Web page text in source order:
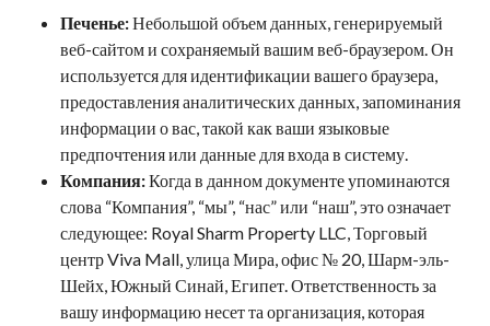
Печенье:Небольшой объем данных, генерируемый
веб-сайтом и сохраняемый вашим веб-браузером. Он
используется для идентификации вашего браузера,
предоставления аналитических данных, запоминания
информации о вас, такой как ваши языковые
предпочтения или данные для входа в систему.
Компания:Когда в данном документе упоминаются
слова “Компания”, “мы”, “нас” или “наш”, это означает
следующее: Royal Sharm Property LLC,Торговый
центр Viva Mall, улица Мира, офис № 20, Шарм-эль-
Шейх, Южный Синай, Египет.Ответственность за
вашу информацию несет та организация, которая